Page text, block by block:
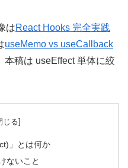
はReact Hooks 完全実践
useMemo vs useCallback
本稿は useEffect 単体に絞
」とは何か
ないこと